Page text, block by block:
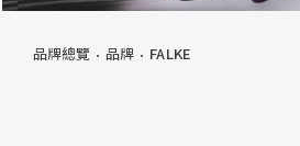
品牌總覽 品牌 FALKE